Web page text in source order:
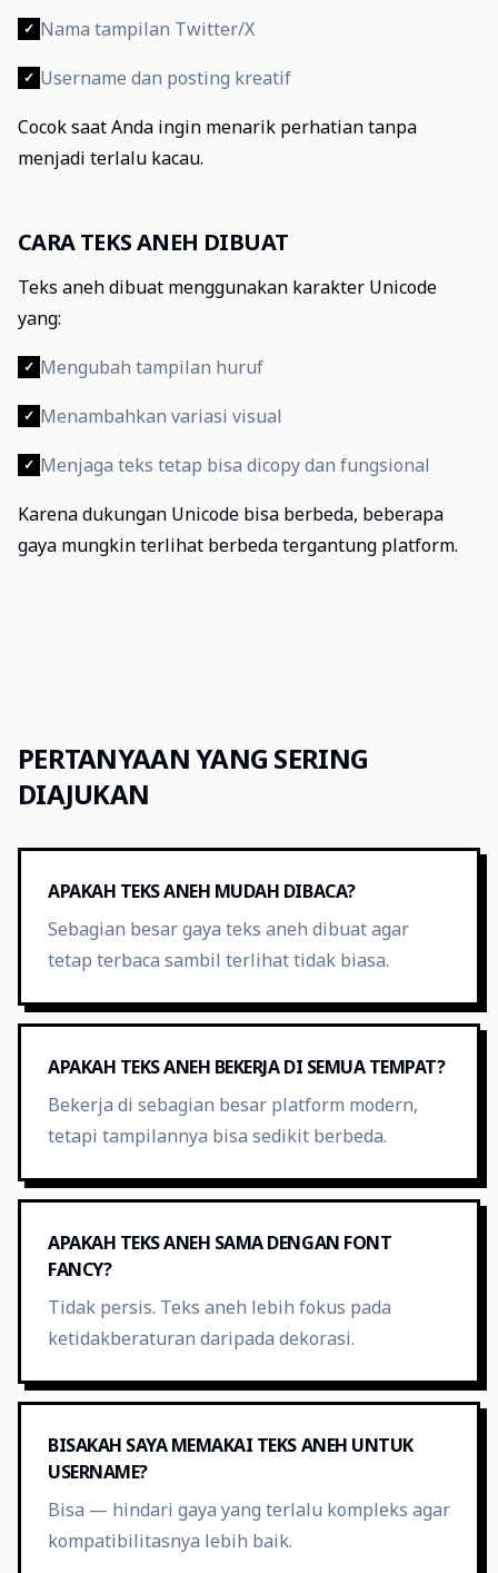
✓ Nama tampilan Twitter/X
✓ Username dan posting kreatif
Cocok saat Anda ingin menarik perhatian tanpa
menjadi terlalu kacau.
CARA TEKS ANEH DIBUAT
Teks aneh dibuat menggunakan karakter Unicode
yang:
✓ Mengubah tampilan huruf
✓ Menambahkan variasi visual
✓ Menjaga teks tetap bisa dicopy dan fungsional
Karena dukungan Unicode bisa berbeda, beberapa
gaya mungkin terlihat berbeda tergantung platform.
PERTANYAAN YANG SERING
DIAJUKAN
APAKAH TEKS ANEH MUDAH DIBACA?
Sebagian besar gaya teks aneh dibuat agar
tetap terbaca sambil terlihat tidak biasa.
APAKAH TEKS ANEH BEKERJA DI SEMUA TEMPAT?
Bekerja di sebagian besar platform modern,
tetapi tampilannya bisa sedikit berbeda.
APAKAH TEKS ANEH SAMA DENGAN FONT
FANCY?
Tidak persis. Teks aneh lebih fokus pada
ketidakberaturan daripada dekorasi.
BISAKAH SAYA MEMAKAI TEKS ANEH UNTUK
USERNAME?
Bisa — hindari gaya yang terlalu kompleks agar
kompatibilitasnya lebih baik.